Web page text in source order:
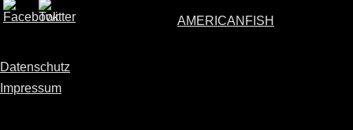
AMERICANFISH
Datenschutz
Impressum